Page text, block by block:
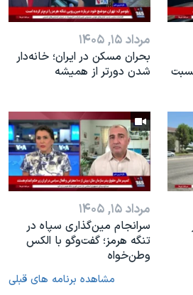
مرداد ۱۵, ۱۴۰۵
بحران مسکن در ایران؛ خانه‌دار
شدن دورتر از همیشه
مرداد ۱۵, ۱۴۰۵
سرانجام مین‌گذاری‌ سپاه در
تنگه هرمز؛ گفت‌وگو با الکس
وطن‌خواه
مشاهده برنامه های قبلی